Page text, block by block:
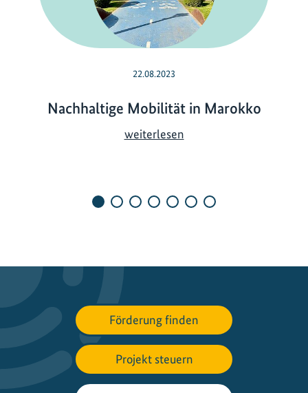
22.08.2023
Nachhaltige Mobilität in Marokko
weiterlesenN
h
i
e
M
b
i
Förderung finden
Projekt steuern